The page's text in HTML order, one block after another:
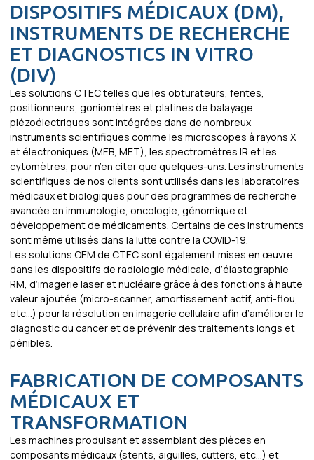
DISPOSITIFS MÉDICAUX (DM),
INSTRUMENTS DE RECHERCHE
ET DIAGNOSTICS IN VITRO
(DIV)
Les solutions CTEC telles que les obturateurs, fentes,
positionneurs, goniomètres et platines de balayage
piézoélectriques sont intégrées dans de nombreux
instruments scientifiques comme les microscopes à rayons X
et électroniques (MEB, MET), les spectromètres IR et les
cytomètres, pour n’en citer que quelques-uns. Les instruments
scientifiques de nos clients sont utilisés dans les laboratoires
médicaux et biologiques pour des programmes de recherche
avancée en immunologie, oncologie, génomique et
développement de médicaments. Certains de ces instruments
sont même utilisés dans la lutte contre la COVID-19.
Les solutions OEM de CTEC sont également mises en œuvre
dans les dispositifs de radiologie médicale, d’élastographie
RM, d’imagerie laser et nucléaire grâce à des fonctions à haute
valeur ajoutée (micro-scanner, amortissement actif, anti-flou,
etc…) pour la résolution en imagerie cellulaire afin d’améliorer le
diagnostic du cancer et de prévenir des traitements longs et
pénibles.
FABRICATION DE COMPOSANTS
MÉDICAUX ET
TRANSFORMATION
Les machines produisant et assemblant des pièces en
composants médicaux (stents, aiguilles, cutters, etc…) et